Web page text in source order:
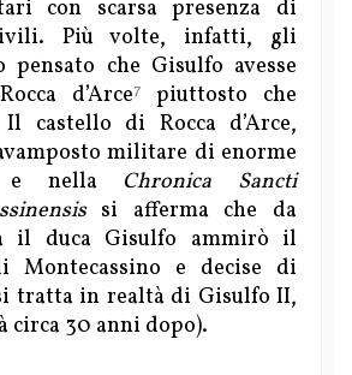
con scarsa presenza di
Più volte, infatti, gli
pensato che Gisulfo avesse
d’Arce7
piuttosto che
castello di Rocca d’Arce,
militare di enorme
e nella Chronica Sancti
si afferma che da
il duca Gisulfo ammirò il
Montecassino e decise di
tratta in realtà di Gisulfo II,
circa 30 anni dopo).